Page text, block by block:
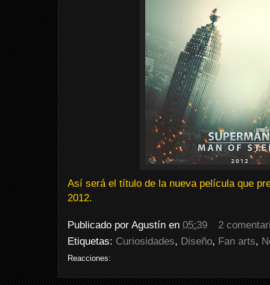
Así será el título de la nueva película que
2012.
Publicado por Agustín en 05:39
2
Etiquetas: Curiosidades, Diseño, Fan arts,
Reacciones: